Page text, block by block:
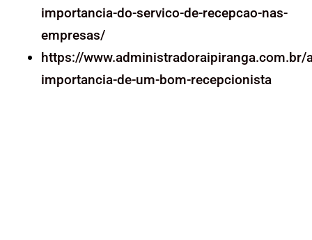
importancia-do-servico-de-recepcao-nas-
empresas/
https://www.administradoraipiranga.com.br/
importancia-de-um-bom-recepcionista